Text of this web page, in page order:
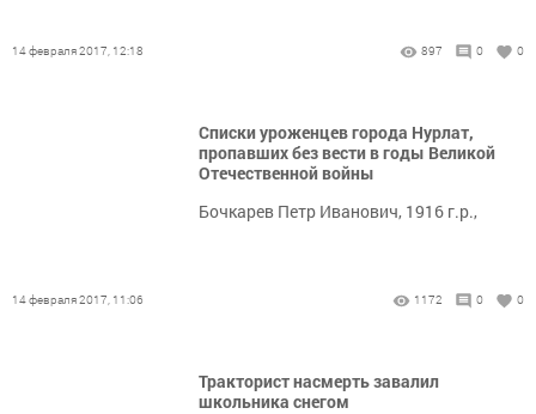
14 февраля 2017, 12:18 897 0 0
Списки уроженцев города Нурлат,
пропавших без вести в годы Великой
Отечественной войны
Бочкарев Петр Иванович, 1916 г.р.,
14 февраля 2017, 11:06 1172 0 0
Тракторист насмерть завалил
школьника снегом